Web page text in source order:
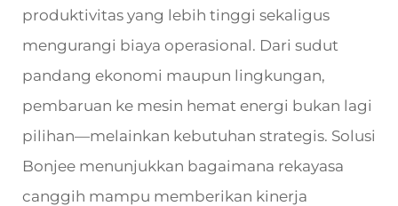
produktivitas yang lebih tinggi sekaligus
mengurangi biaya operasional. Dari sudut
pandang ekonomi maupun lingkungan,
pembaruan ke mesin hemat energi bukan lagi
pilihan—melainkan kebutuhan strategis. Solusi
Bonjee menunjukkan bagaimana rekayasa
canggih mampu memberikan kinerja